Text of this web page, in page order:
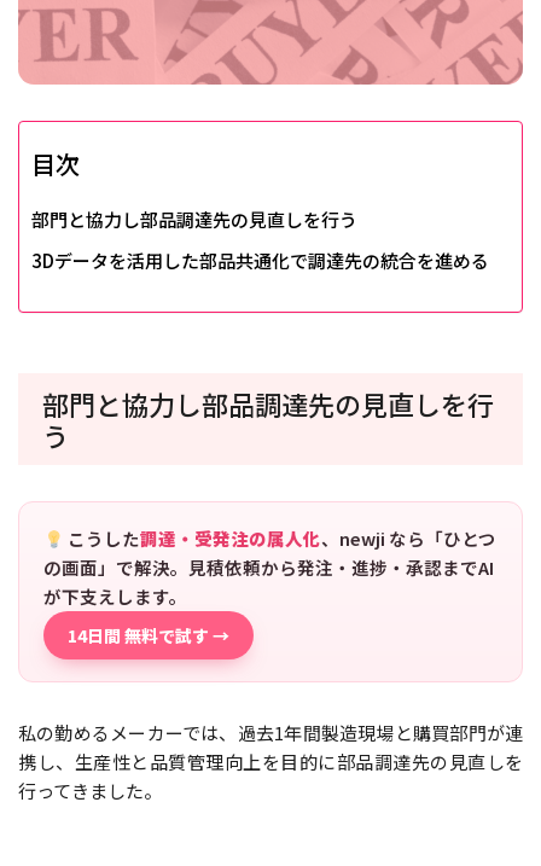
目次
部門と協力し部品調達先の見直しを行う
3Dデータを活用した部品共通化で調達先の統合を進める
部門と協力し部品調達先の見直しを行
う
こうした調達・受発注の属人化、newji なら「ひとつ
の画面」で解決。見積依頼から発注・進捗・承認までAI
が下支えします。
14日間 無料で試す →
私の勤めるメーカーでは、過去1年間製造現場と購買部門が連
携し、生産性と品質管理向上を目的に部品調達先の見直しを
行ってきました。